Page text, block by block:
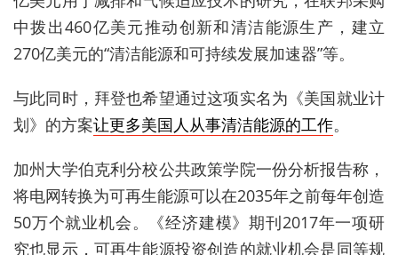
中拨出460亿美元推动创新和清洁能源生产，建立
270亿美元的“清洁能源和可持续发展加速器”等。
与此同时，拜登也希望通过这项实名为《美国就业计
划》的方案让更多美国人从事清洁能源的工作。
加州大学伯克利分校公共政策学院一份分析报告称，
将电网转换为可再生能源可以在2035年之前每年创造
50万个就业机会。《经济建模》期刊2017年一项研
究也显示，可再生能源投资创造的就业机会是同等规